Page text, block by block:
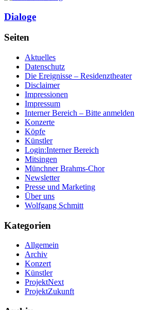
Dialoge
Seiten
Aktuelles
Datenschutz
Die Ereignisse – Residenztheater
Disclaimer
Impressionen
Impressum
Interner Bereich – Bitte anmelden
Konzerte
Köpfe
Künstler
Login:Interner Bereich
Mitsingen
Münchner Brahms-Chor
Newsletter
Presse und Marketing
Über uns
Wolfgang Schmitt
Kategorien
Allgemein
Archiv
Konzert
Künstler
ProjektNext
ProjektZukunft